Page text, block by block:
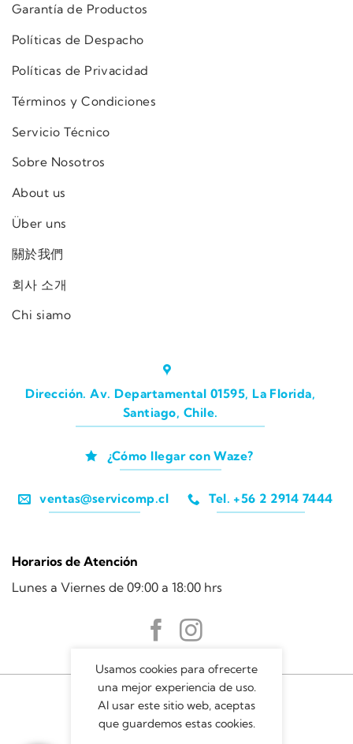
Garantía de Productos
Políticas de Despacho
Políticas de Privacidad
Términos y Condiciones
Servicio Técnico
Sobre Nosotros
About us
Über uns
關於我們
회사 소개
Chi siamo
Dirección. Av. Departamental 01595, La Florida,
Santiago, Chile.
¿Cómo llegar con Waze?
ventas@servicomp.cl Tel. +56 2 2914 7444
Horarios de Atención
Lunes a Viernes de 09:00 a 18:00 hrs
Usamos cookies para ofrecerte
una mejor experiencia de uso.
Al usar este sitio web, aceptas
que guardemos estas cookies.